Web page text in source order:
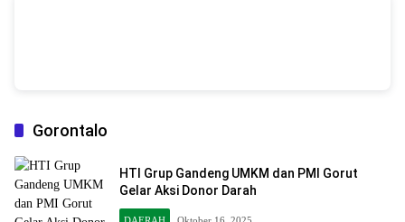
Gorontalo
HTI Grup Gandeng UMKM dan PMI Gorut
Gelar Aksi Donor Darah